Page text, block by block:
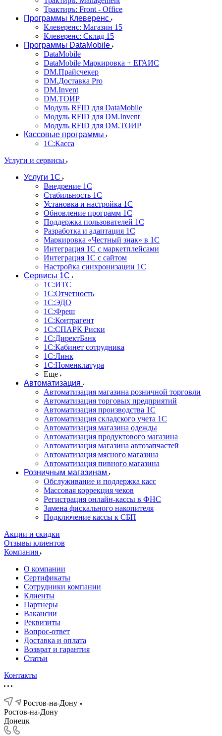
Трактиръ: Front - Office
Программы Клеверенс
Клеверенс: Магазин 15
Клеверенс: Склад 15
Программы DataMobile
DataMobile
DataMobile Маркировка + ЕГАИС
DM.Прайсчекер
DM.Доставка Pro
DM.Invent
DM.ТОИР
Модуль RFID для DataMobile
Модуль RFID для DM.Invent
Модуль RFID для DM.ТОИР
Кассовые программы
1С:Касса
Услуги и сервисы
Услуги 1С
Внедрение 1С
Стабильность 1С
Установка и настройка 1С
Обновление программ 1С
Поддержка пользователей 1С
Разработка и адаптация 1С
Маркировка «Честный знак» в 1С
Интеграция 1С с маркетплейсами
Интеграция 1С с сайтом
Настройка синхронизации 1С
Сервисы 1С
1С:ИТС
1С:Отчетность
1С:ЭДО
1С:Фреш
1С:Контрагент
1С:CПАРК Риски
1С:ДиректБанк
1С:Кабинет сотрудника
1С:Линк
1С:Номенклатура
Еще
Автоматизация
Автоматизация магазина розничной торговли
Автоматизация торговых предприятий
Автоматизация производства 1С
Автоматизация складского учета 1C
Автоматизация магазина одежды
Автоматизация продуктового магазина
Автоматизация магазина автозапчастей
Автоматизация мясного магазина
Автоматизация пивного магазина
Розничным магазинам
Обслуживание и поддержка касс
Массовая коррекция чеков
Регистрация онлайн-кассы в ФНС
Замена фискального накопителя
Подключение кассы к СБП
Акции и скидки
Отзывы клиентов
Компания
О компании
Сертификаты
Сотрудники компании
Клиенты
Партнеры
Вакансии
Реквизиты
Вопрос-ответ
Доставка и оплата
Возврат и гарантия
Статьи
Контакты
Ростов-на-Дону
Ростов-на-Дону
Донецк